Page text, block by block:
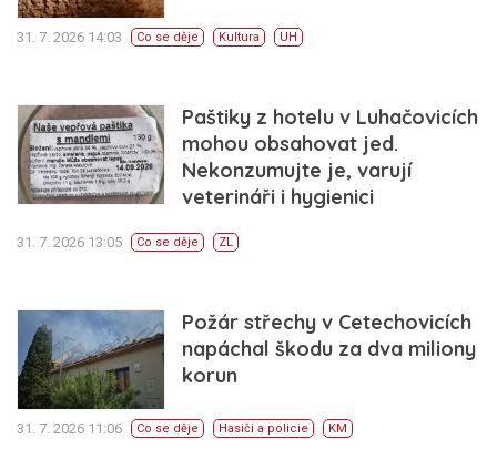
31. 7. 2026 14:03 Co se děje Kultura UH
Paštiky z hotelu v Luhačovicích
mohou obsahovat jed.
Nekonzumujte je, varují
veterináři i hygienici
31. 7. 2026 13:05 Co se děje ZL
Požár střechy v Cetechovicích
napáchal škodu za dva miliony
korun
31. 7. 2026 11:06 Co se děje Hasiči a policie KM